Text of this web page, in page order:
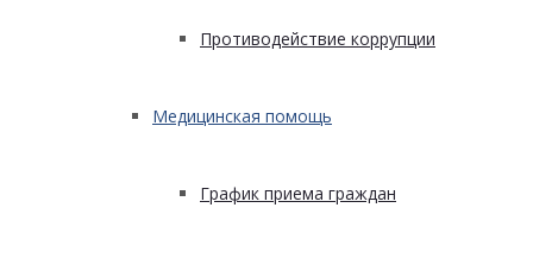
Противодействие коррупции
Медицинская помощь
График приема граждан